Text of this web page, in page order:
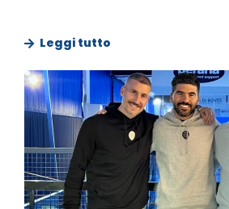
Leggi tutto